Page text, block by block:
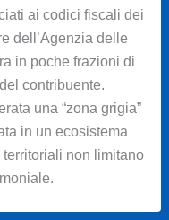
ai codici fiscali dei
dell’Agenzia delle
in poche frazioni di
contribuente.
una “zona grigia”
in un ecosistema
non limitano